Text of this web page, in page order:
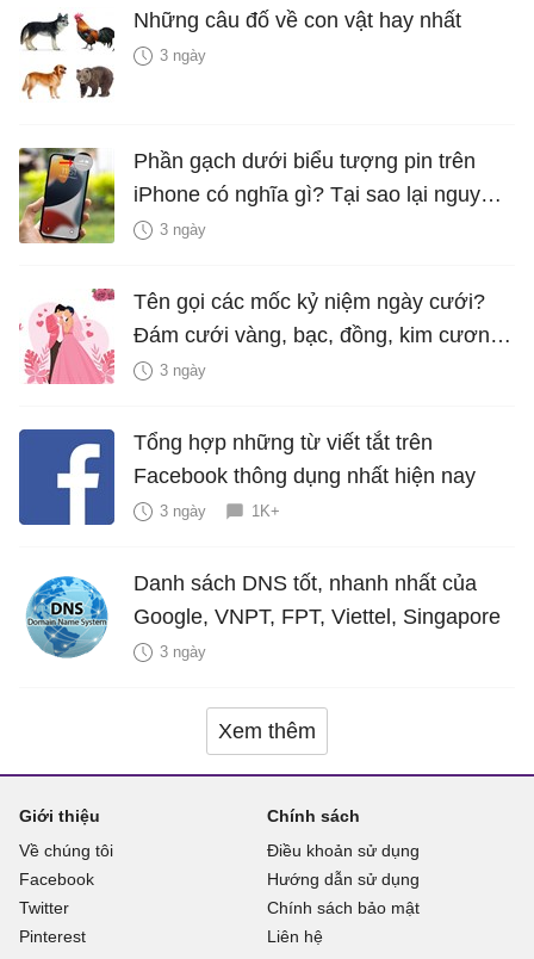
Những câu đố về con vật hay nhất
3 ngày
Phần gạch dưới biểu tượng pin trên
iPhone có nghĩa gì? Tại sao lại nguy
hiểm?
3 ngày
Tên gọi các mốc kỷ niệm ngày cưới?
Đám cưới vàng, bạc, đồng, kim cương
là bao nhiêu năm?
3 ngày
Tổng hợp những từ viết tắt trên
Facebook thông dụng nhất hiện nay
3 ngày 1K+
Danh sách DNS tốt, nhanh nhất của
Google, VNPT, FPT, Viettel, Singapore
3 ngày
Xem thêm
Giới thiệu
Về chúng tôi
Facebook
Twitter
Pinterest
Chính sách
Điều khoản sử dụng
Hướng dẫn sử dụng
Chính sách bảo mật
Liên hệ